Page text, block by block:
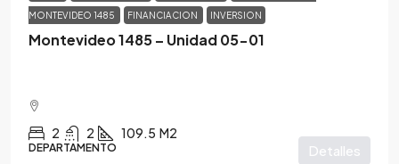
MONTEVIDEO 1485 FINANCIACION INVERSION
Montevideo 1485 – Unidad 05-01
2 2 109.5 M2
DEPARTAMENTO Detalles